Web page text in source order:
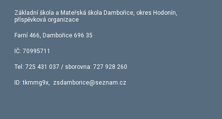
Základní škola a Mateřská škola Dambořice, okres Hodonín,
příspěvková organizace
Farní 466, Dambořice 696 35
IČ: 70995711
Tel:725 431 037/ sborovna: 727 928 260
ID: tkmmg9x, zsdamborice@seznam.cz